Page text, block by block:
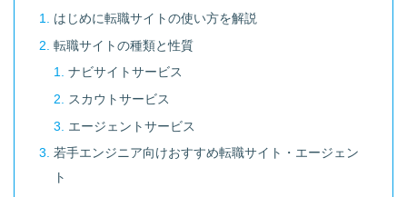
はじめに転職サイトの使い方を解説
転職サイトの種類と性質
ナビサイトサービス
スカウトサービス
エージェントサービス
若手エンジニア向けおすすめ転職サイト・エージェン
ト